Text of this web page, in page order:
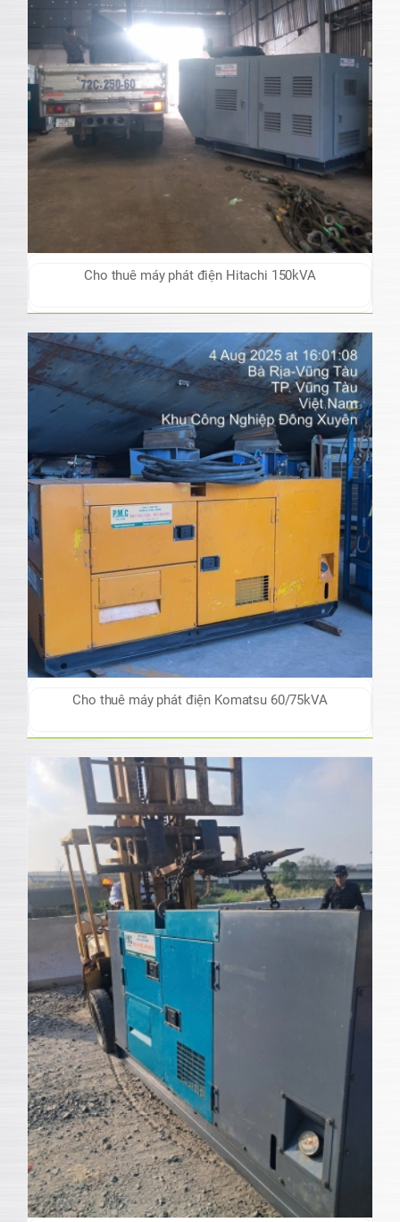
Cho thuê máy phát điện Hitachi 150kVA
Cho thuê máy phát điện Komatsu 60/75kVA